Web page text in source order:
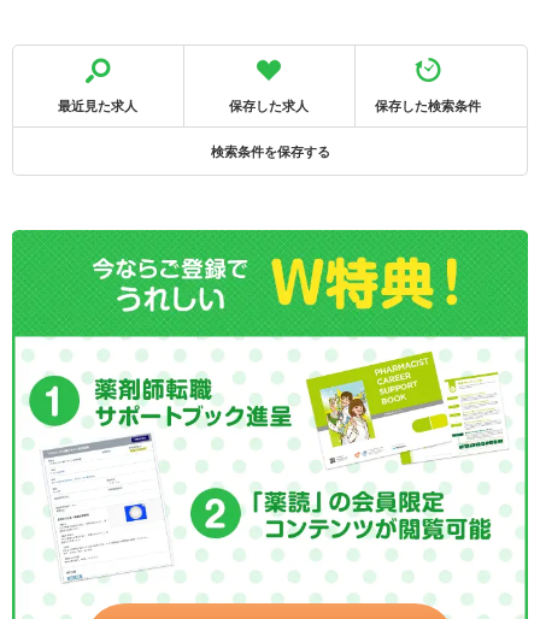
最近見た求人 保存した求人 保存した検索条件
検索条件を保存する